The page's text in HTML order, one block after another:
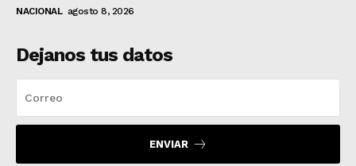
NACIONAL agosto 8, 2026
Dejanos tus datos
ENVIAR